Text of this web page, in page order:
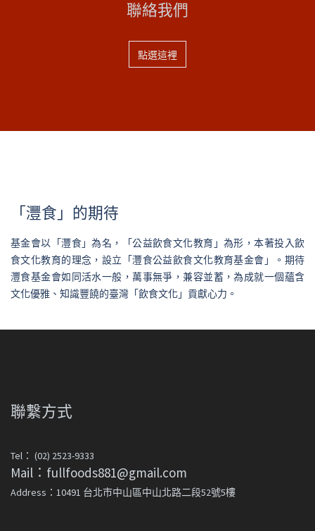
聯絡我們
點選這裡
「灃食」的期待
基金會以「灃食」為名，「公益飲食文化教育」為形，本著投入飲
食文化教育的理念，設立「灃食公益飲食文化教育基金會」。期待
灃食基金會如同活水一般，萬事無爭，兼容並蓄，為成就一個蘊含
文化優雅、知識豐饒的臺灣「飲食文化」貢獻心力。
聯繫方式
Tel： (02) 2523-9333
Mail：fullfoods881@gmail.com
Address：10491 台北市中山區中山北路二段52號5樓